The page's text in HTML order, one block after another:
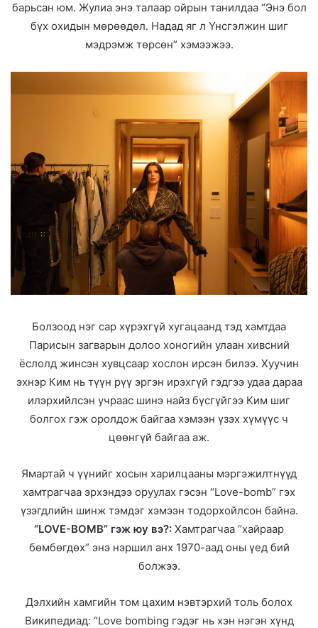
барьсан юм. Жулиа энэ талаар ойрын танилдаа “Энэ бол
бүх охидын мөрөөдөл. Надад яг л Үнсгэлжин шиг
мэдрэмж төрсөн” хэмээжээ.
Болзоод нэг сар хүрэхгүй хугацаанд тэд хамтдаа
Парисын загварын долоо хоногийн улаан хивсний
ёслолд жинсэн хувцсаар хослон ирсэн билээ. Хуучин
эхнэр Ким нь түүн рүү эргэн ирэхгүй гэдгээ удаа дараа
илэрхийлсэн учраас шинэ найз бүсгүйгээ Ким шиг
болгох гэж оролдож байгаа хэмээн үзэх хүмүүс ч
цөөнгүй байгаа аж.
Ямартай ч үүнийг хосын харилцааны мэргэжилтнүүд
хамтрагчаа эрхэндээ оруулах гэсэн “Love-bomb” гэх
үзэгдлийн шинж тэмдэг хэмээн тодорхойлсон байна.
“LOVE-BOMB” гэж юу вэ?: Хамтрагчаа “хайраар
бөмбөгдөх” энэ нэршил анх 1970-аад оны үед бий
болжээ.
Дэлхийн хамгийн том цахим нэвтэрхий толь болох
Википедиад: “Love bombing гэдэг нь хэн нэгэн хүнд